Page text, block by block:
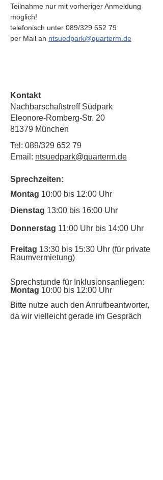
Teilnahme nur mit vorheriger Anmeldung
möglich!
telefonisch unter 089/329 652 79
per Mail an ntsuedpark@quarterm.de
Kontakt
Nachbarschaftstreff Südpark
Eleonore-Romberg-Str. 20
81379 München
Tel: 089/329 652 79
Email: ntsuedpark@quarterm.de
Sprechzeiten:
Montag 10:00 bis 12:00 Uhr
Dienstag 13:00 bis 16:00 Uhr
Donnerstag 11:00 Uhr bis 14:00 Uhr
Freitag 13:30 bis 15:30 Uhr (für private
Raumvermietung)
Sprechstunde für Inklusionsanliegen:
Montag 10:00 bis 12:00 Uhr
​Bitte nutze auch den Anrufbeantworter,
da wir vielleicht gerade im Gespräch